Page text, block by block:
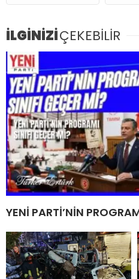
İLGİNİZİÇEKEBİLİR
YENİ PARTİ’NİN